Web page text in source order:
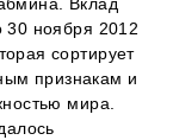
Вклад
30 ноября 2012
сортирует
признакам и
мира.